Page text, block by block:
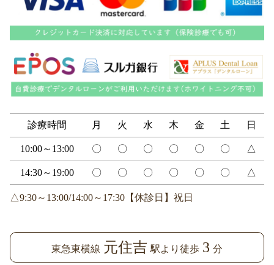
診療時間 月 火 水 木 金 土 日
10:00～13:00 〇 〇 〇 〇 〇 〇 △
14:30～19:00 〇 〇 〇 〇 〇 〇 △
△9:30～13:00/14:00～17:30【休診日】祝日
東急東横線 元住吉 駅より徒歩 3 分